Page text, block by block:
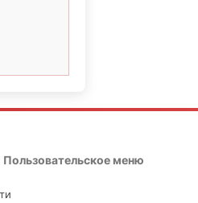
Пользовательское меню